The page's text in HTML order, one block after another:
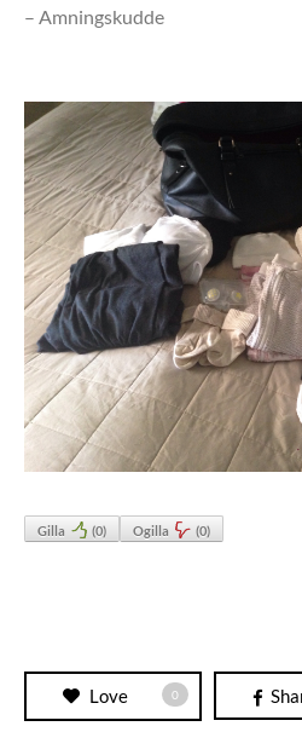
– Amningskudde
Gilla (0) Ogilla (0)
Love 0